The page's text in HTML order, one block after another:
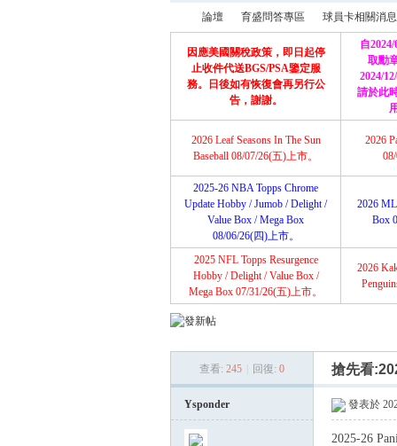
»
論壇
›
育盛問答專區
›
球員卡相關消
因應美國關稅政策，即日起停
止收件代送BGS/PSA鑒定服
務。日後如有恢復會再另行公
告，謝謝。
自
取勳
2024/
請於此
2026 Leaf Seasons In The Sun
Baseball 08/07/26(五)上市。
2026
2025-26 NBA Topps Chrome
Update Hobby / Jumob / Delight /
Value Box / Mega Box
08/06/26(四)上市。
2026
Box
2025 NFL Topps Resurgence
Hobby / Delight / Value Box /
Mega Box 07/31/26(五)上市。
2026
查看: 245 回復: 0 搶先看
Ysponder 發表於
2025-26